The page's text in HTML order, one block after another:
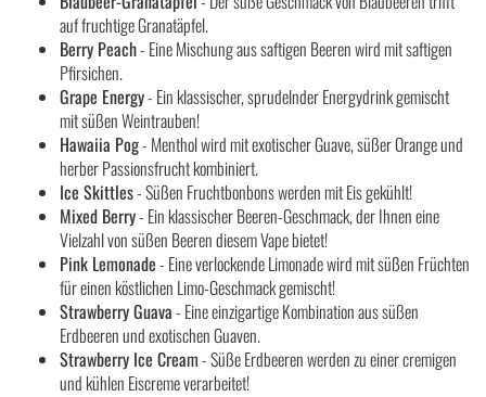
auf fruchtige Granatäpfel.
Berry Peach- Eine Mischung aus saftigen Beeren wird mit saftigen
Pfirsichen.
Grape Energy- Ein klassischer, sprudelnder Energydrink gemischt
mit süßen Weintrauben!
Hawaiia Pog- Menthol wird mit exotischer Guave, süßer Orange und
herber Passionsfrucht kombiniert.
Ice Skittles- Süßen Fruchtbonbons werden mit Eis gekühlt!
Mixed Berry- Ein klassischer Beeren-Geschmack, der Ihnen eine
Vielzahl von süßen Beeren diesem Vape bietet!
Pink Lemonade- Eine verlockende Limonade wird mit süßen Früchten
für einen köstlichen Limo-Geschmack gemischt!
Strawberry Guava- Eine einzigartige Kombination aus süßen
Erdbeeren und exotischen Guaven.
Strawberry Ice Cream- Süße Erdbeeren werden zu einer cremigen
und kühlen Eiscreme verarbeitet!